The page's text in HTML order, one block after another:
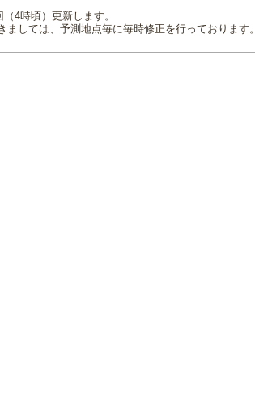
4時頃）更新します。
しては、予測地点毎に毎時修正を行っております。